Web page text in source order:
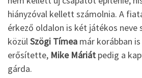
hiányzóval kellett számolnia. A
érkező oldalon is két játékos neve
közülSzögi Tímea már korábban
erősítette, Mike Máriát pedig a
gárda.